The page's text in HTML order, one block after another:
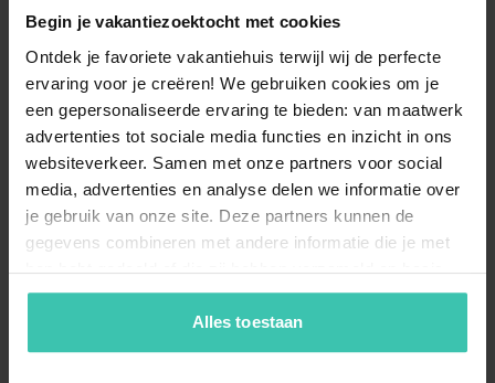
Begin je vakantiezoektocht met cookies
Ontdek je favoriete vakantiehuis terwijl wij de perfecte
ervaring voor je creëren! We gebruiken cookies om je
een gepersonaliseerde ervaring te bieden: van maatwerk
advertenties tot sociale media functies en inzicht in ons
websiteverkeer. Samen met onze partners voor social
media, advertenties en analyse delen we informatie over
je gebruik van onze site. Deze partners kunnen de
gegevens combineren met andere informatie die je met
hen hebt gedeeld of die zij hebben verzameld op basis
van je gebruik van hun diensten. Zo zorgen we ervoor dat
jouw vakantiezoektocht soepel en op maat verloopt!
Alles toestaan